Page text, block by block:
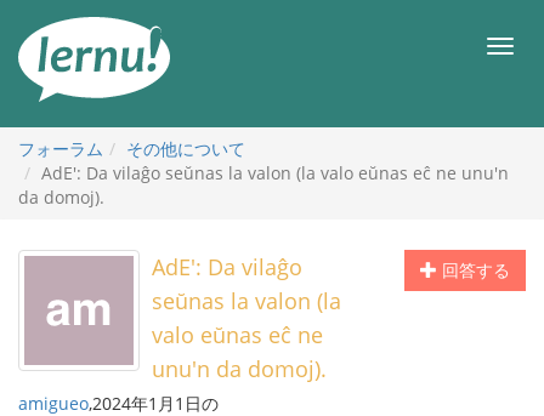
メ
フォーラム
その他について
AdE': Da vilaĝo seŭnas la valon (la valo eŭnas eĉ ne unu'n
da domoj).
回答する
AdE': Da vilaĝo
seŭnas la valon (la
valo eŭnas eĉ ne
unu'n da domoj).
amigueo,2024年1月1日の